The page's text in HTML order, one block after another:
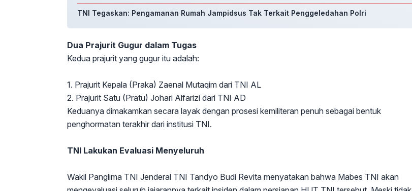
TNI Tegaskan: Pengamanan Rumah Jampidsus Tak Terkait Penggeledahan Polri
Dua Prajurit Gugur dalam Tugas
Kedua prajurit yang gugur itu adalah:
1. Prajurit Kepala (Praka) Zaenal Mutaqim dari TNI AL
2. Prajurit Satu (Pratu) Johari Alfarizi dari TNI AD
Keduanya dimakamkan secara layak dengan prosesi kemiliteran penuh sebagai bentuk
penghormatan terakhir dari institusi TNI.
TNI Lakukan Evaluasi Menyeluruh
Wakil Panglima TNI Jenderal TNI Tandyo Budi Revita menyatakan bahwa Mabes TNI akan